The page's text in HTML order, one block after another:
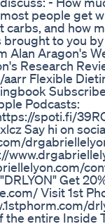
people get
and how
brought to you
Alan Aragon's
Research
Flexible
Podcasts:
spoti.fi/
Say hi on
Get
Visit 1st
the entire Inside